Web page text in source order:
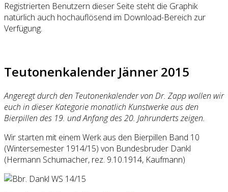
Registrierten Benutzern dieser Seite steht die Graphik
natürlich auch hochauflösend im Download-Bereich zur
Verfügung.
Teutonenkalender Jänner 2015
Angeregt durch den Teutonenkalender von Dr. Zapp wollen wir
euch in dieser Kategorie monatlich Kunstwerke aus den
Bierpillen des 19. und Anfang des 20. Jahrunderts zeigen.
Wir starten mit einem Werk aus den Bierpillen Band 10
(Wintersemester 1914/15) von Bundesbruder Dankl
(Hermann Schumacher, rez. 9.10.1914, Kaufmann)